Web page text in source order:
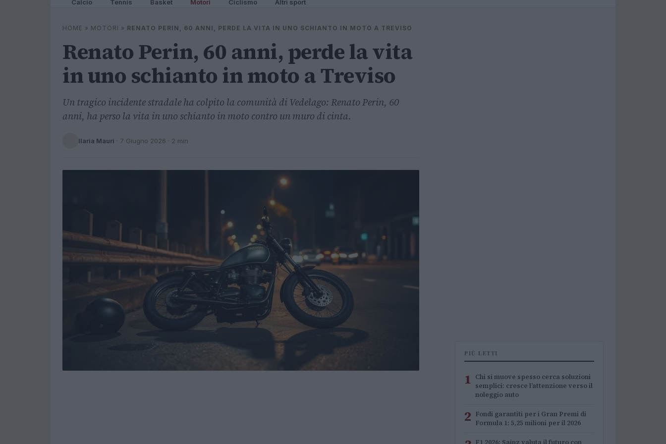
Calcio Tennis Basket Motori Ciclismo Altri sport
HOME » MOTORI » RENATO PERIN, 60 ANNI, PERDE LA VITA IN UNO SCHIANTO IN MOTO A TREVISO
Renato Perin, 60 anni, perde la vita
in uno schianto in moto a Treviso
Un tragico incidente stradale ha colpito la comunità di Vedelago: Renato Perin, 60
anni, ha perso la vita in uno schianto in moto contro un muro di cinta.
Ilaria Mauri · 7 Giugno 2026 · 2 min
PIÙ LETTI
1 Chi si muove spesso cerca soluzioni
semplici: cresce l’attenzione verso il
noleggio auto
2 Fondi garantiti per i Gran Premi di
Formula 1: 5,25 milioni per il 2026
F1 2026: Sainz valuta il futuro con